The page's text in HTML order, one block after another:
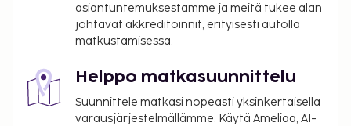
asiantuntemuksestamme ja meitä tukee alan
johtavat akkreditoinnit, erityisesti autolla
matkustamisessa.
Helppo matkasuunnittelu
Suunnittele matkasi nopeasti yksinkertaisella
varausjärjestelmällämme. Käytä Ameliaa, AI-